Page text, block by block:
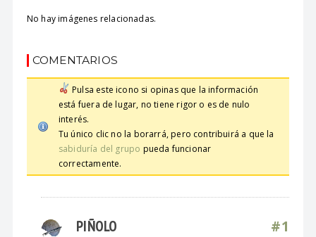
No hay imágenes relacionadas.
COMENTARIOS
Pulsa este icono si opinas que la información
está fuera de lugar, no tiene rigor o es de nulo
interés.
Tu único clic no la borarrá, pero contribuirá a que la
sabiduría del grupo pueda funcionar
correctamente.
#1
PIÑOLO